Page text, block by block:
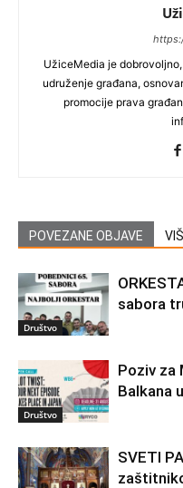
UžiceMedia je
udruženje građana,
promocije prava
POVEZANE OBJAVE
Društvo
sabora
Društvo
Poziv za
Balkana
SVETI